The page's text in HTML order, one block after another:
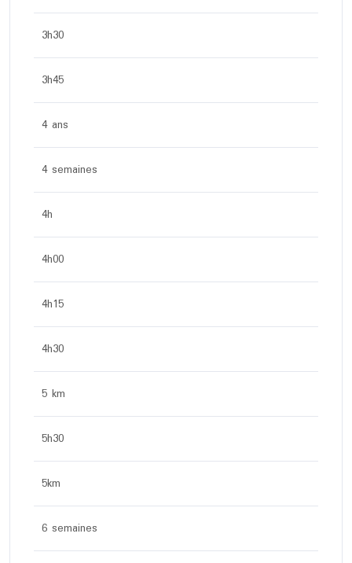
3h30
3h45
4 ans
4 semaines
4h
4h00
4h15
4h30
5 km
5h30
5km
6 semaines